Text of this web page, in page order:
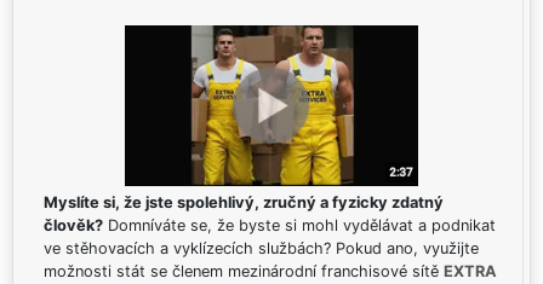
Myslíte si, že jste spolehlivý, zručný a fyzicky zdatný
člověk? Domníváte se, že byste si mohl vydělávat a podnikat
ve stěhovacích a vyklízecích službách? Pokud ano, využijte
možnosti stát se členem mezinárodní franchisové sítě EXTRA